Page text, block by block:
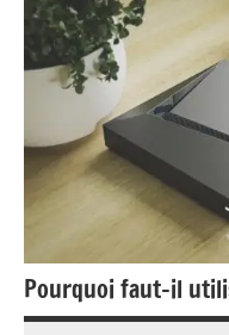
Pourquoi faut-il